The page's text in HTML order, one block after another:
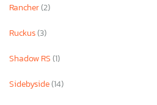
Rancher(2)
Ruckus(3)
Shadow RS(1)
Sidebyside(14)